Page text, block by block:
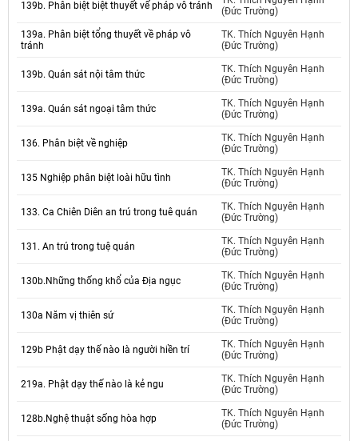
139b. Phân biệt biệt thuyết vế pháp vô tránh
(Đức Trường)
139a. Phân biệt tổng thuyết về pháp vô
tránh
TK. Thích Nguyên Hạnh
(Đức Trường)
139b. Quán sát nội tâm thức
TK. Thích Nguyên Hạnh
(Đức Trường)
139a. Quán sát ngoại tâm thức
TK. Thích Nguyên Hạnh
(Đức Trường)
136. Phân biệt về nghiệp
TK. Thích Nguyên Hạnh
(Đức Trường)
135 Nghiệp phân biệt loài hữu tình
TK. Thích Nguyên Hạnh
(Đức Trường)
133. Ca Chiên Diên an trú trong tuê quán
TK. Thích Nguyên Hạnh
(Đức Trường)
131. An trú trong tuệ quán
TK. Thích Nguyên Hạnh
(Đức Trường)
130b.Những thống khổ của Địa ngục
TK. Thích Nguyên Hạnh
(Đức Trường)
130a Năm vị thiên sứ
TK. Thích Nguyên Hạnh
(Đức Trường)
129b Phật dạy thế nào là người hiền trí
TK. Thích Nguyên Hạnh
(Đức Trường)
219a. Phật dạy thế nào là kẻ ngu
TK. Thích Nguyên Hạnh
(Đức Trường)
128b.Nghệ thuật sống hòa hợp
TK. Thích Nguyên Hạnh
(Đức Trường)